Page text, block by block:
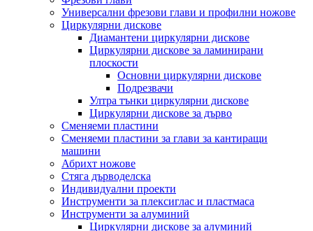
Универсални фрезови глави и профилни ножове
Циркулярни дискове
Диамантени циркулярни дискове
Циркулярни дискове за ламинирани
плоскости
Основни циркулярни дискове
Подрезвачи
Ултра тънки циркулярни дискове
Циркулярни дискове за дърво
Сменяеми пластини
Сменяеми пластини за глави за кантиращи
машини
Абрихт ножове
Стяга дърводелска
Индивидуални проекти
Инструменти за плексиглас и пластмаса
Инструменти за алуминий
Циркулярни дискове за алуминий